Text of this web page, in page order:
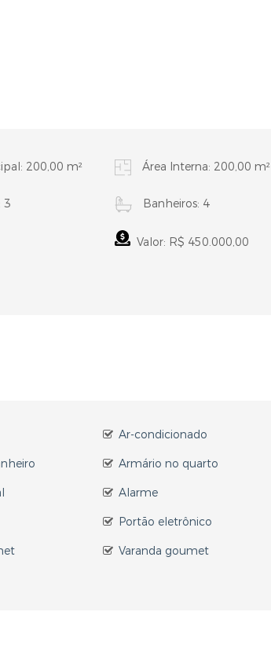
200,00 m² Área Interna: 200,00 m²
3 Banheiros: 4
Valor: R$ 450.000,00
Ar-condicionado
Armário no quarto
Alarme
Portão eletrônico
Varanda goumet